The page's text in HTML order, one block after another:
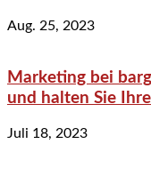
Aug. 25, 2023
Marketing bei
und halten Sie
Juli 18, 2023